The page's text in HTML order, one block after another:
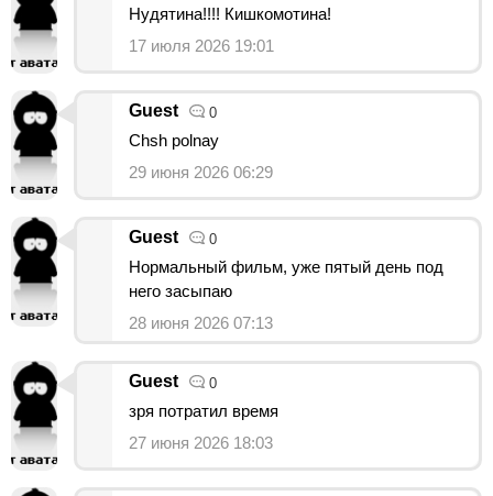
Нудятина!!!! Кишкомотина!
17 июля 2026 19:01
Guest 0
Chsh polnay
29 июня 2026 06:29
Guest 0
Нормальный фильм, уже пятый день под
него засыпаю
28 июня 2026 07:13
Guest 0
зря потратил время
27 июня 2026 18:03